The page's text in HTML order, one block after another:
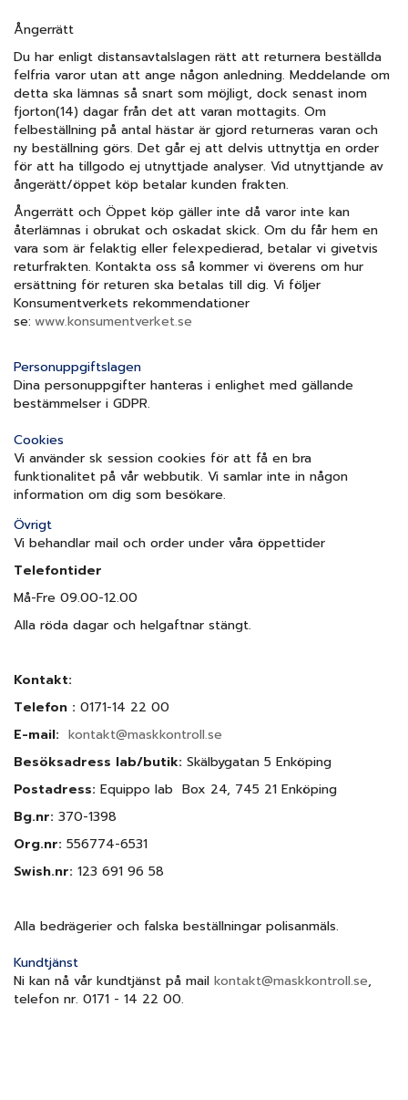
Ångerrätt
Du har enligt distansavtalslagen rätt att returnera beställda
felfria varor utan att ange någon anledning. Meddelande om
detta ska lämnas så snart som möjligt, dock senast inom
fjorton(14) dagar från det att varan mottagits. Om
felbeställning på antal hästar är gjord returneras varan och
ny beställning görs. Det går ej att delvis uttnyttja en order
för att ha tillgodo ej utnyttjade analyser. Vid utnyttjande av
ångerätt/öppet köp betalar kunden frakten.
Ångerrätt och Öppet köp gäller inte då varor inte kan
återlämnas i obrukat och oskadat skick. Om du får hem en
vara som är felaktig eller felexpedierad, betalar vi givetvis
returfrakten. Kontakta oss så kommer vi överens om hur
ersättning för returen ska betalas till dig. Vi följer
Konsumentverkets rekommendationer
se: www.konsumentverket.se
Personuppgiftslagen
Dina personuppgifter hanteras i enlighet med gällande
bestämmelser i GDPR.
Cookies
Vi använder sk session cookies för att få en bra
funktionalitet på vår webbutik. Vi samlar inte in någon
information om dig som besökare.
Övrigt
Vi behandlar mail och order under våra öppettider
Telefontider
Må-Fre 09.00-12.00
Alla röda dagar och helgaftnar stängt.
Kontakt:
Telefon : 0171-14 22 00
E-mail: kontakt@maskkontroll.se
Besöksadress lab/butik: Skälbygatan 5 Enköping
Postadress: Equippo lab Box 24, 745 21 Enköping
Bg.nr: 370-1398
Org.nr: 556774-6531
Swish.nr: 123 691 96 58
Alla bedrägerier och falska beställningar polisanmäls.
Kundtjänst
Ni kan nå vår kundtjänst på mail kontakt@maskkontroll.se,
telefon nr. 0171 - 14 22 00.